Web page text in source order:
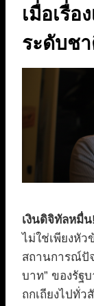
เมื่อเรื่อ
ระดับช
เงินดิจิทัลหมื่
ไม่ใช่เพียงหั
สถานการณ์ปั
บาท” ของรัฐ
ถกเถียงไปทั่ว